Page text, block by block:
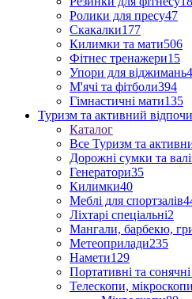
Ролики для пресу47
Скакалки177
Килимки та мати506
Фітнес тренажери15
Упори для віджимань
М'ячі та фітболи394
Гімнастичні мати135
Туризм та активний
Каталог
Все Туризм та
Дорожні сумки та
Генератори35
Килимки40
Меблі для спортзалів
Ліхтарі спеціальні2
Мангали, барбекю,
Метеоприлади235
Намети129
Портативні та
Телескопи, мікроскопи